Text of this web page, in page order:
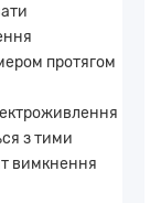
протягом
з тими
вимкнення